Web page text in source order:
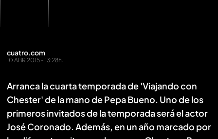
cuatro.com
10 ABR 2015 - 13:28h.
Arranca la cuarta temporada de 'Viajando con
Chester' de la mano de Pepa Bueno. Uno de los
primeros invitados de la temporada será el actor
José Coronado. Además, en un año marcado por